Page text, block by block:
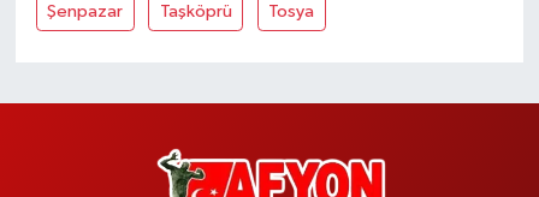
Şenpazar Taşköprü Tosya